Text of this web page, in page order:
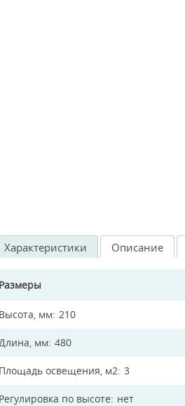
Характеристики Описание
Размеры
Высота, мм 210
мм 480
Площадь освещения, м2 3
Регулировка по высоте нет